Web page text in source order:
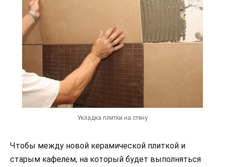
Укладка плитки на стену
Чтобы между новой керамической плиткой и
старым кафелем, на который будет выполняться